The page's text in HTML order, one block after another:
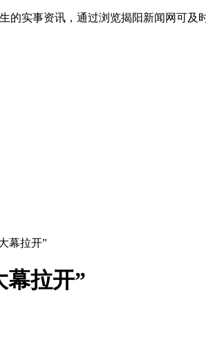
的实事资讯，通过浏览揭阳新闻网可
幕拉开”
幕拉开”